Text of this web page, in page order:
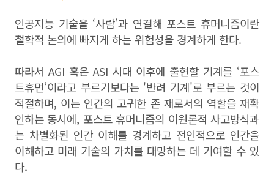
인공지능 기술을 ‘사람’과 연결해 포스트 휴머니즘이란
철학적 논의에 빠지게 하는 위험성을 경계하게 한다.
따라서 AGI 혹은 ASI 시대 이후에 출현할 기계를 ‘포스
트휴먼’이라고 부르기보다는 '반려 기계'로 부르는 것이
적절하며, 이는 인간의 고귀한 존 재로서의 역할을 재확
인하는 동시에, 포스트 휴머니즘의 이원론적 사고방식과
는 차별화된 인간 이해를 경계하고 전인적으로 인간을
이해하고 미래 기술의 가치를 대망하는 데 기여할 수 있
다.